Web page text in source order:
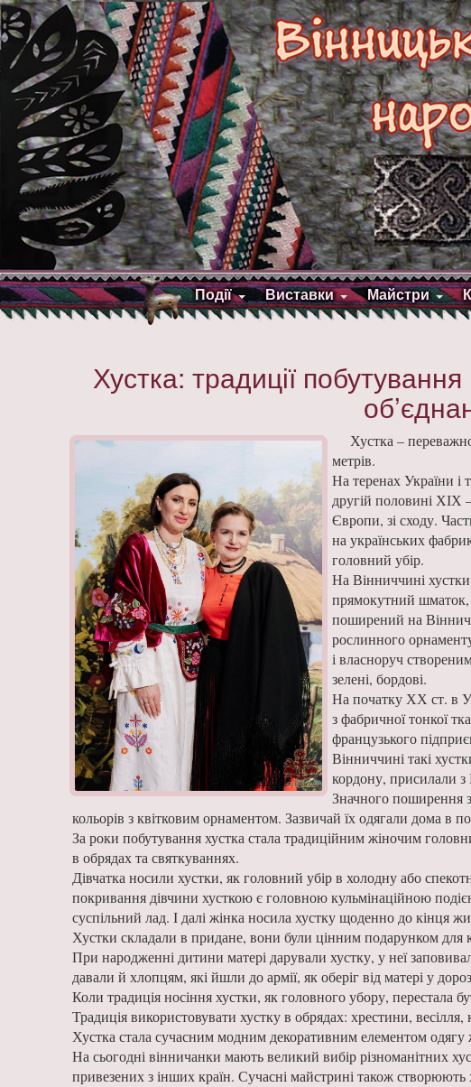
Події Виставки Майстри
Хустка: традиції
Хустка –
метрів.
На теренах України і
другій половині ХІХ
Європи, зі сходу.
на українських
головний убір.
На Вінниччині
прямокутний
поширений на
рослинного
і власноруч
зелені, бордові.
На початку ХХ ст. в
з фабричної тонкої
французького
Вінниччині такі
кордону, присилали
Значного поширення
кольорів з квітковим орнаментом. Зазвичай їх одягали дома в
За роки побутування хустка стала традиційним жіночим
в обрядах та святкуваннях.
Дівчатка носили хустки, як головний убір в холодну або
покривання дівчини хусткою є головною кульмінаційною
суспільний лад. І далі жінка носила хустку щоденно до кінця
Хустки складали в придане, вони були цінним подарунком для
При народженні дитини матері дарували хустку, у неї
давали й хлопцям, які йшли до армії, як оберіг від матері у
Коли традиція носіння хустки, як головного убору, перестала
Традиція використовувати хустку в обрядах: хрестини,
Хустка стала сучасним модним декоративним елементом одягу
На сьогодні вінничанки мають великий вибір різноманітних
привезених з інших країн. Сучасні майстрині також створюють